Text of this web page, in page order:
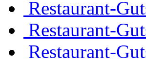
Restaurant-
Restaurant-
Restaurant-